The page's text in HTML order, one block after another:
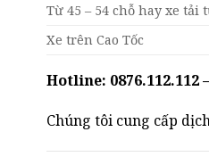
Từ 45 – 54 chỗ hay xe tải
Xe trên Cao Tốc
Hotline: 0876.112.112
Chúng tôi cung cấp